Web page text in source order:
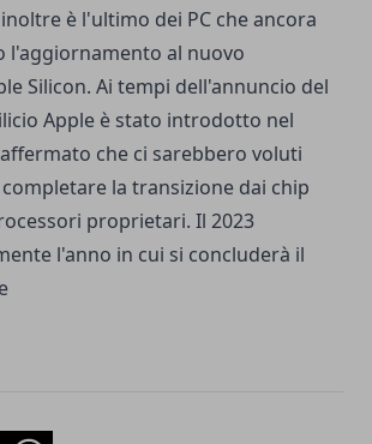
è l'ultimo dei PC che ancora
l'aggiornamento al nuovo
Silicon. Ai tempi dell'annuncio del
Apple è stato introdotto nel
che ci sarebbero voluti
la transizione dai chip
proprietari. Il 2023
l'anno in cui si concluderà il